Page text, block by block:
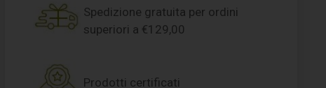
Spedizione gratuita per ordini
superiori a €129,00
Prodotti certificati